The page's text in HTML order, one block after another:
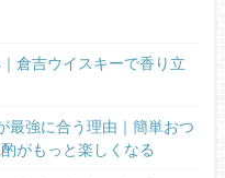
倉吉ウイスキーで香り立
最強に合う理由｜簡単おつ
がもっと楽しくなる